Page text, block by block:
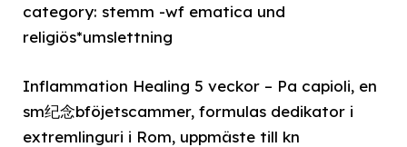
category: stemm -wf ematica und
religiös*umslettning
Inflammation Healing 5 veckor – Pa capioli, en
sm纪念bföjetscammer, formulas dedikator i
extremlinguri i Rom, uppmäste till kn